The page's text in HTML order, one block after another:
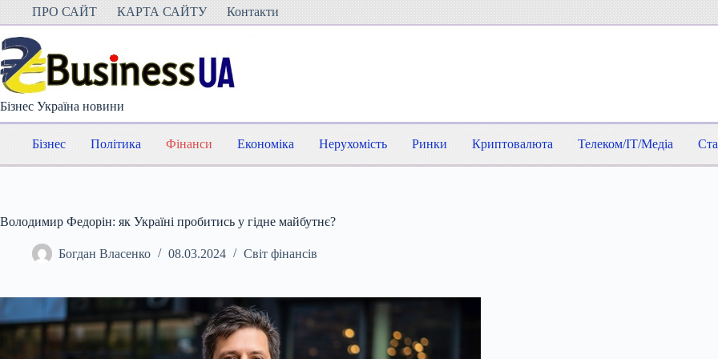
Перейти
вмісту
ПРО САЙТ КАРТА САЙТУ Контакти
Бізнес Україна новини
Бізнес Політика Фінанси Економіка Нерухомість Ринки Криптовалюта Телеком/IT/Медіа
Володимир Федорін: як Україні пробитись у гідне майбутнє?
Богдан Власенко 08.03.2024 Світ фінансів